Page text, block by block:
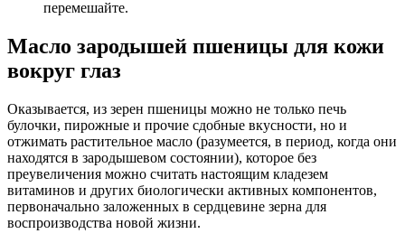
перемешайте.
Масло зародышей пшеницы для кожи
вокруг глаз
Оказывается, из зерен пшеницы можно не только печь
булочки, пирожные и прочие сдобные вкусности, но и
отжимать растительное масло (разумеется, в период, когда они
находятся в зародышевом состоянии), которое без
преувеличения можно считать настоящим кладезем
витаминов и других биологически активных компонентов,
первоначально заложенных в сердцевине зерна для
воспроизводства новой жизни.